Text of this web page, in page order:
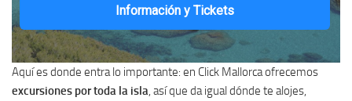
Información y Tickets
Aquí es donde entra lo importante: en Click Mallorca ofrecemos
excursiones por toda la isla , así que da igual dónde te alojes,